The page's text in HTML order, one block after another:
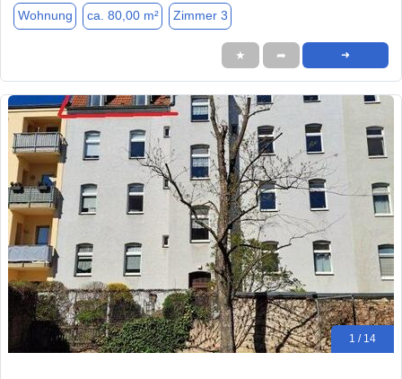
Wohnung ca. 80,00 m² Zimmer 3
★ ➦ ➜
1 / 14